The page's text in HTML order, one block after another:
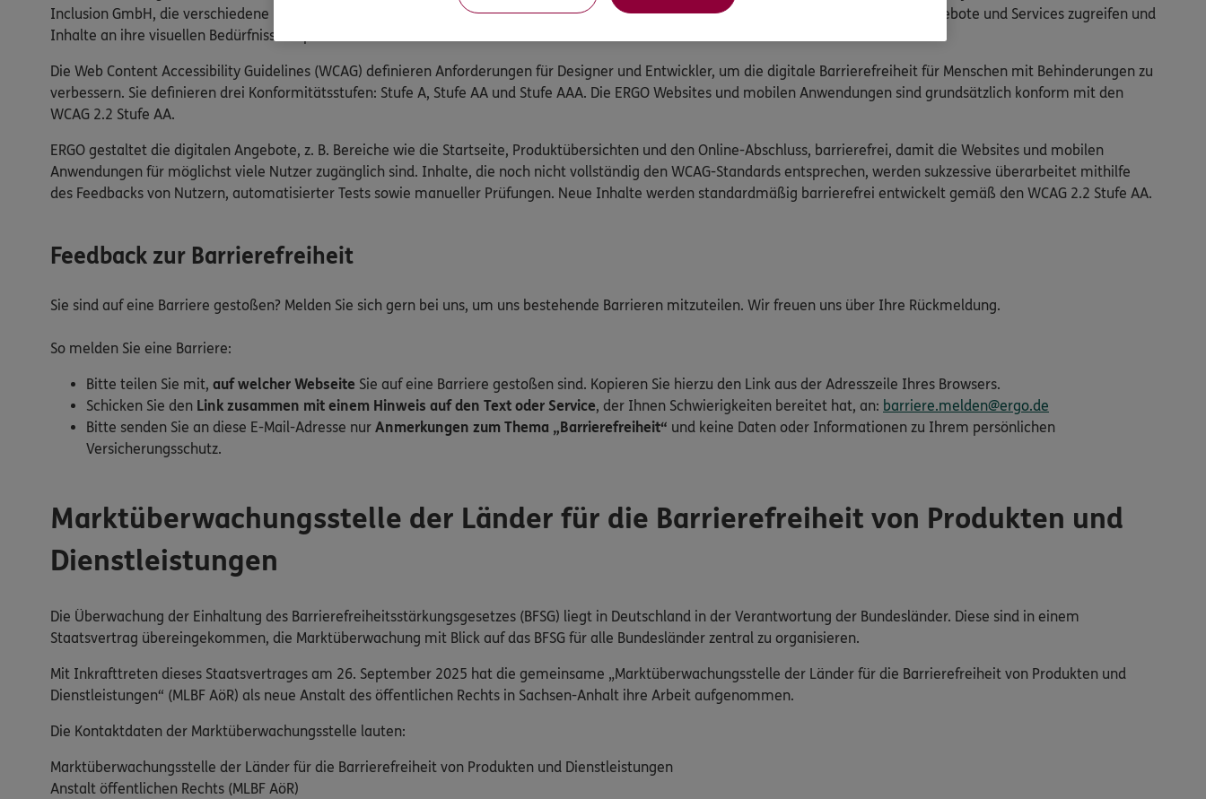
Inclusion GmbH, die verschiedene Barrierefreiheitsfunktionen umfasst. Mithilfe der Software können Nutzer einfacher auf die digitalen Angebote und Services zugreifen und
Inhalte an ihre visuellen Bedürfnisse anpassen.
Die Web Content Accessibility Guidelines (WCAG) definieren Anforderungen für Designer und Entwickler, um die digitale Barrierefreiheit für Menschen mit Behinderungen zu
verbessern. Sie definieren drei Konformitätsstufen: Stufe A, Stufe AA und Stufe AAA. Die ERGO Websites und mobilen Anwendungen sind grundsätzlich konform mit den
WCAG 2.2 Stufe AA.
ERGO gestaltet die digitalen Angebote, z. B. Bereiche wie die Startseite, Produktübersichten und den Online-Abschluss, barrierefrei, damit die Websites und mobilen
Anwendungen für möglichst viele Nutzer zugänglich sind. Inhalte, die noch nicht vollständig den WCAG-Standards entsprechen, werden sukzessive überarbeitet mithilfe
des Feedbacks von Nutzern, automatisierter Tests sowie manueller Prüfungen. Neue Inhalte werden standardmäßig barrierefrei entwickelt gemäß den WCAG 2.2 Stufe AA.
Feedback zur Barrierefreiheit
Sie sind auf eine Barriere gestoßen? Melden Sie sich gern bei uns, um uns bestehende Barrieren mitzuteilen. Wir freuen uns über Ihre Rückmeldung.
So melden Sie eine Barriere:
Bitte teilen Sie mit, auf welcher Webseite Sie auf eine Barriere gestoßen sind. Kopieren Sie hierzu den Link aus der Adresszeile Ihres Browsers.
Schicken Sie den Link zusammen mit einem Hinweis auf den Text oder Service, der Ihnen Schwierigkeiten bereitet hat, an: barriere.melden@ergo.de
Bitte senden Sie an diese E-Mail-Adresse nur Anmerkungen zum Thema „Barrierefreiheit“ und keine Daten oder Informationen zu Ihrem persönlichen
Versicherungsschutz.
Marktüberwachungsstelle der Länder für die Barrierefreiheit von Produkten und
Dienstleistungen
Die Überwachung der Einhaltung des Barrierefreiheitsstärkungsgesetzes (BFSG) liegt in Deutschland in der Verantwortung der Bundesländer. Diese sind in einem
Staatsvertrag übereingekommen, die Marktüberwachung mit Blick auf das BFSG für alle Bundesländer zentral zu organisieren.
Mit Inkrafttreten dieses Staatsvertrages am 26. September 2025 hat die gemeinsame „Marktüberwachungsstelle der Länder für die Barrierefreiheit von Produkten und
Dienstleistungen“ (MLBF AöR) als neue Anstalt des öffentlichen Rechts in Sachsen-Anhalt ihre Arbeit aufgenommen.
Die Kontaktdaten der Marktüberwachungsstelle lauten:
Marktüberwachungsstelle der Länder für die Barrierefreiheit von Produkten und Dienstleistungen
Anstalt öffentlichen Rechts (MLBF AöR)